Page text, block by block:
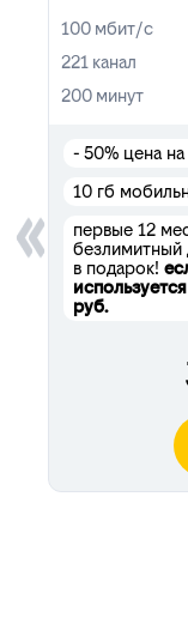
100 мбит/с
221 канал
200 минут
- 50% цена
10 гб
первые 12
безлимитный
в подарок!
руб.